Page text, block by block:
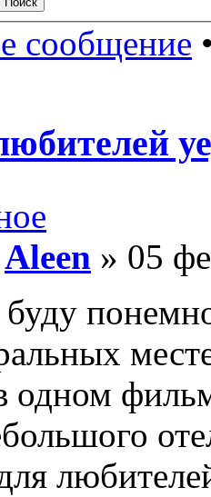
сообщение
Aleen » 05
одном